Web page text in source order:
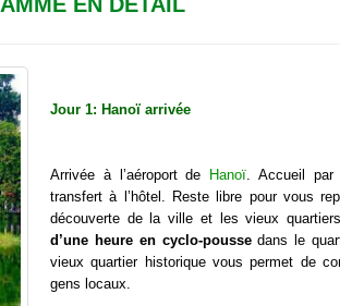
et
Jour 1: Hanoï arrivée
Arrivée à l’aéroport de Hanoï . Accueil
transfert à l’hôtel. Reste libre pour vous
découverte de la ville et les vieux
d’une heure en cyclo-poussedans le
vieux quartier historique vous permet de
gens locaux.